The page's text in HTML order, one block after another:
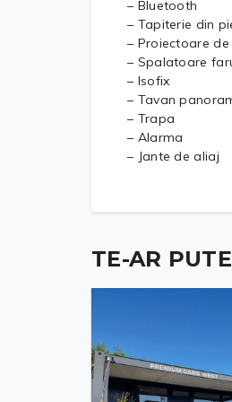
– Bluetooth
– Tapiterie din
– Proiectoare
– Spalatoare
– Isofix
– Tavan
– Trapa
– Alarma
– Jante de aliaj
TE-AR